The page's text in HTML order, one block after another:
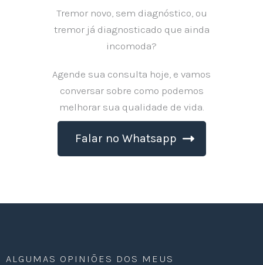
Tremor novo, sem diagnóstico, ou
tremor já diagnosticado que ainda
incomoda?
Agende sua consulta hoje, e vamos
conversar sobre como podemos
melhorar sua qualidade de vida.
Falar no Whatsapp
ALGUMAS OPINIÕES DOS MEUS